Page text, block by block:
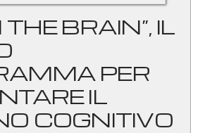
THE BRAIN”, IL
PER
IL
COGNITIVO